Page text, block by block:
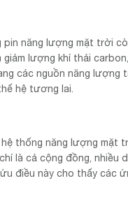
pin năng lượng mặt trời
lượng khí thải
các nguồn năng
hệ tương lai.
thống năng lượng
là cả cộng đồng, nhiều
điều này cho thấy các